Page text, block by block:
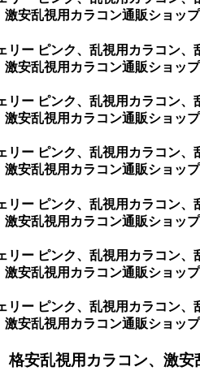
安乱視用カラコン通販ショッ
リー ピンク、乱視用カラコン
安乱視用カラコン通販ショッ
リー ピンク、乱視用カラコン
安乱視用カラコン通販ショッ
リー ピンク、乱視用カラコン
安乱視用カラコン通販ショッ
リー ピンク、乱視用カラコン
安乱視用カラコン通販ショッ
リー ピンク、乱視用カラコン
安乱視用カラコン通販ショッ
リー ピンク、乱視用カラコン
安乱視用カラコン通販ショッ
格安乱視用カラコン、激